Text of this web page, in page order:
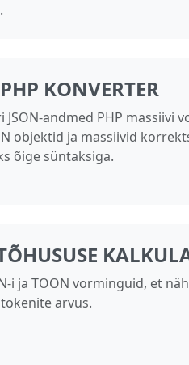
KONVERTER
JSON-andmed PHP massiivi
objektid ja massiivid
õige süntaksiga.
i ja TOON vorminguid, et
arvus.